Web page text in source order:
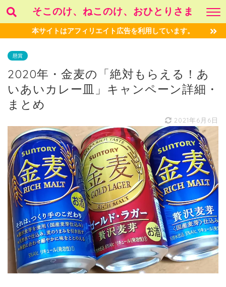
そこのけ、ねこのけ、おひとりさま
本サイトはアフィリエイト広告を利用しています。
懸賞
2020年・金麦の「絶対もらえる！あ
いあいカレー皿」キャンペーン詳細・
まとめ
2021年6月6日